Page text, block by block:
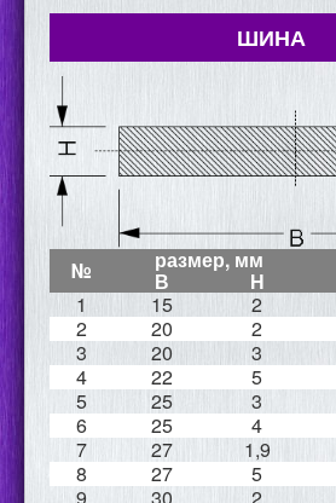
ШИНА
№ размер, мм
В
Н
1
15 2
2
20 2
3
20 3
4
22 5
5
25 3
6
25 4
7
27 1,9
8
27 5